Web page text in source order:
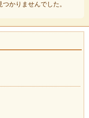
かりませんでした。